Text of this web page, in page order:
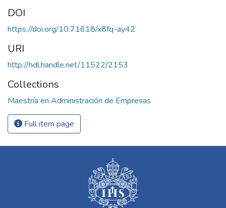
DOI
https://doi.org/10.71618/x8fq-ay42
URI
http://hdl.handle.net/11522/2153
Collections
Maestría en Administración de Empresas
Full item page